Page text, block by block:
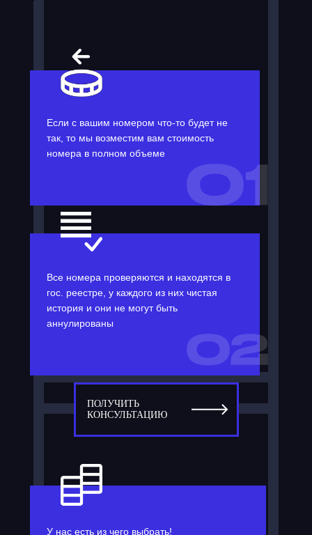
Если с вашим номером что-то будет не
так, то мы возместим вам стоимость
номера в полном объеме
Все номера проверяются и находятся в
гос. реестре, у каждого из них чистая
история и они не могут быть
аннулированы
ПОЛУЧИТЬ
КОНСУЛЬТАЦИЮ
У нас есть из чего выбрать!